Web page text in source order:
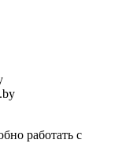
работать с